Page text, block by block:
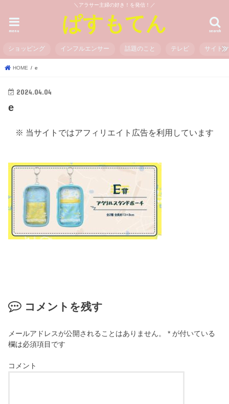
＼アラサー主婦の好き！を発信！／
ぱすもてん search
menu
ショッピング インフルエンサー 話題のこと テレビ サイト
HOME e
2024.04.04
e
※ 当サイトではアフィリエイト広告を利用しています
コメントを残す
メールアドレスが公開されることはありません。 * が付いている
欄は必須項目です
コメント